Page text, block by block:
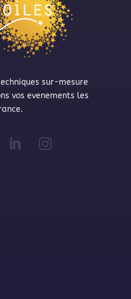
sur-mesure
vos evenements les